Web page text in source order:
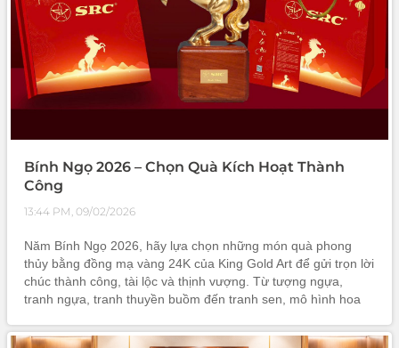
Bính Ngọ 2026 – Chọn Quà Kích Hoạt Thành
Công
13:44 PM, 09/02/2026
Năm Bính Ngọ 2026, hãy lựa chọn những món quà phong
thủy bằng đồng mạ vàng 24K của King Gold Art để gửi trọn lời
chúc thành công, tài lộc và thịnh vượng. Từ tượng ngựa,
tranh ngựa, tranh thuyền buồm đến tranh sen, mô hình hoa
và ý nghĩa phong thủy sâu sắc.